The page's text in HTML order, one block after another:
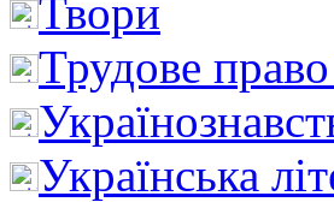
Твори
Трудове
Українська